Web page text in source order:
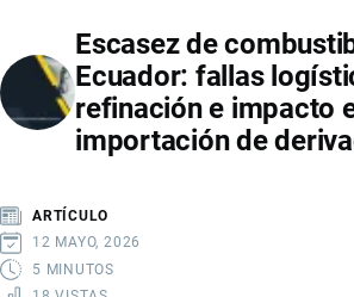
IMPACTO
EN
ECONOMÍA,
COMERCIO
INTERNACIONAL
Escasez de
Ecuador: fallas
refinación e impacto
importación de
ARTÍCULO
12 MAYO, 2026
5 MINUTOS